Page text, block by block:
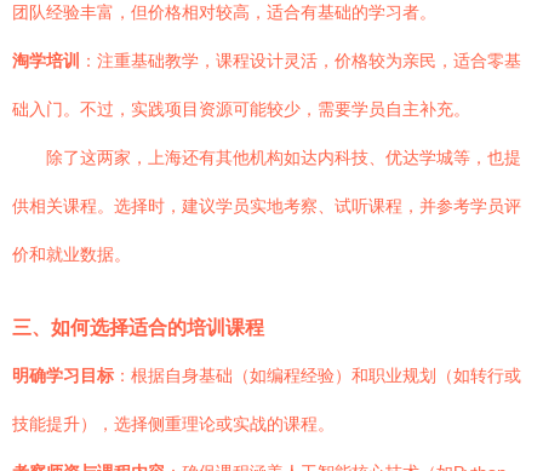
团队经验丰富，但价格相对较高，适合有基础的学习者。
淘学培训 ：注重基础教学，课程设计灵活，价格较为亲民，适合零基
础入门。不过，实践项目资源可能较少，需要学员自主补充。
除了这两家，上海还有其他机构如达内科技、优达学城等，也提
供相关课程。选择时，建议学员实地考察、试听课程，并参考学员评
价和就业数据。
三、如何选择适合的培训课程
明确学习目标 ：根据自身基础（如编程经验）和职业规划（如转行或
技能提升），选择侧重理论或实战的课程。